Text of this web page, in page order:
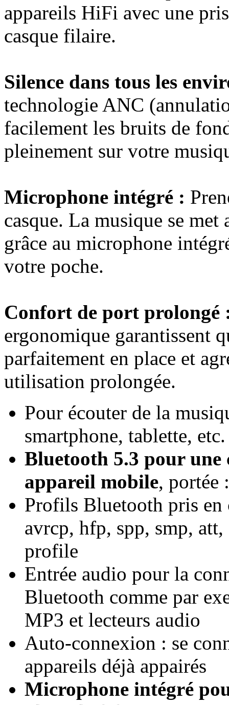
appareils HiFi avec une
casque filaire.
Silence dans tous les
technologie ANC
facilement les bruits de
pleinement sur votre
Microphone intégré :
casque. La musique se
grâce au microphone
votre poche.
Confort de port prolongé
ergonomique garantissent
parfaitement en place et
utilisation prolongée.
Pour écouter de la
smartphone, tablette, etc.
Bluetooth 5.3 pour une
appareil mobile, portée
Profils Bluetooth pris en
avrcp, hfp, spp, smp,
profile
Entrée audio pour la
Bluetooth comme par
MP3 et lecteurs audio
Auto-connexion : se
appareils déjà appairés
Microphone intégré